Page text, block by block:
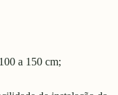
a 150 cm;